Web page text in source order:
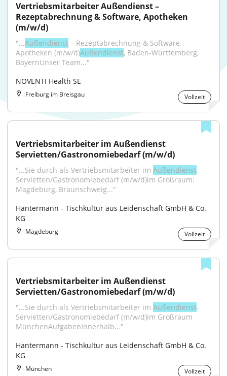
Vertriebsmitarbeiter Außendienst –
Rezeptabrechnung & Software, Apotheken
(m/w/d)
"...Außendienst – Rezeptabrechnung & Software,
Apotheken (m/w/d)Außendienst, Baden-Württemberg,
BayernUnser Team..."
NOVENTI Health SE
Freiburg im Breisgau Vollzeit
Vertriebsmitarbeiter im Außendienst
Servietten/Gastronomiebedarf (m/w/d)
"...Sie durch als Vertriebsmitarbeiter im Außendienst-
Servietten/Gastronomiebedarf (m/w/d)im Großraum:
Magdeburg, Braunschweig..."
Hantermann - Tischkultur aus Leidenschaft GmbH & Co.
KG
Magdeburg Vollzeit
Vertriebsmitarbeiter im Außendienst
Servietten/Gastronomiebedarf (m/w/d)
"...Sie durch als Vertriebsmitarbeiter im Außendienst-
Servietten/Gastronomiebedarf (m/w/d)im Großraum
MünchenAufgabenInnerhalb..."
Hantermann - Tischkultur aus Leidenschaft GmbH & Co.
KG
München Vollzeit